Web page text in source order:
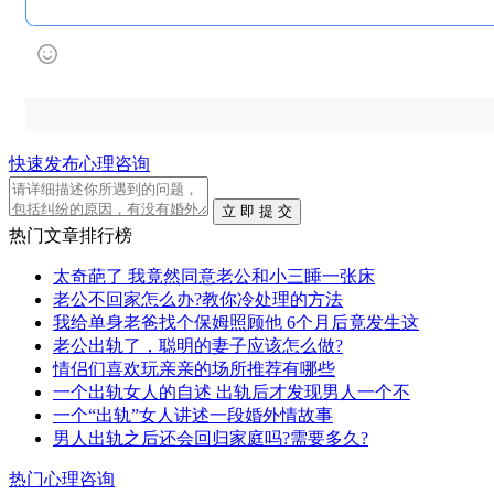
快速发布心理咨询
立 即 提 交
热门文章排行榜
太奇葩了 我竟然同意老公和小三睡一张床
老公不回家怎么办?教你冷处理的方法
我给单身老爸找个保姆照顾他 6个月后竟发生这
老公出轨了，聪明的妻子应该怎么做?
情侣们喜欢玩亲亲的场所推荐有哪些
一个出轨女人的自述 出轨后才发现男人一个不
一个“出轨”女人讲述一段婚外情故事
男人出轨之后还会回归家庭吗?需要多久?
热门心理咨询